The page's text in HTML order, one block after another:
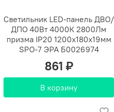
Светильник LED-панель ДВО/
ДПО 40Вт 4000К 2800Лм
призма IP20 1200х180х19мм
SPO-7 ЭРА Б0026974
861 ₽
В корзину